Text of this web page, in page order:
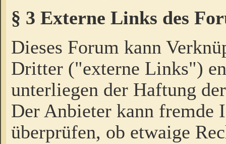
§ 3 Externe Links des
Dieses Forum kann
Dritter ("externe Links")
unterliegen der Haftung
Der Anbieter kann fremde
überprüfen, ob etwaige